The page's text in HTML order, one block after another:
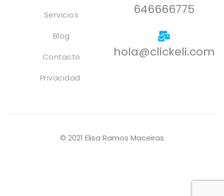
Servicios
Blog
Contacto
Privacidad
646666775
hola@clickeli.com
© 2021 Elisa Ramos Maceiras